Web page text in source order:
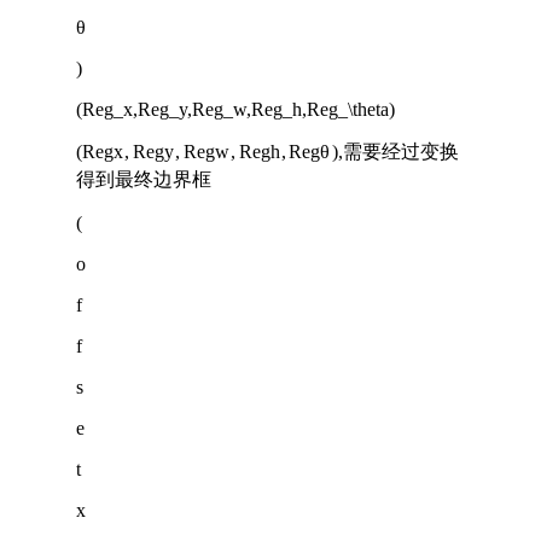
θ
)
(Reg_x,Reg_y,Reg_w,Reg_h,Reg_\theta)
(Regx, Regy, Regw, Regh,Regθ),需要经过变换
得到最终边界框
(
o
f
f
s
e
t
x